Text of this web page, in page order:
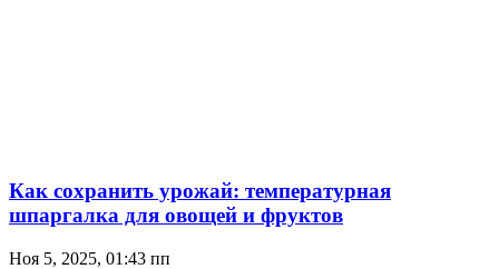
Как сохранить урожай: температурная
шпаргалка для овощей и фруктов
Ноя 5, 2025, 01:43 пп